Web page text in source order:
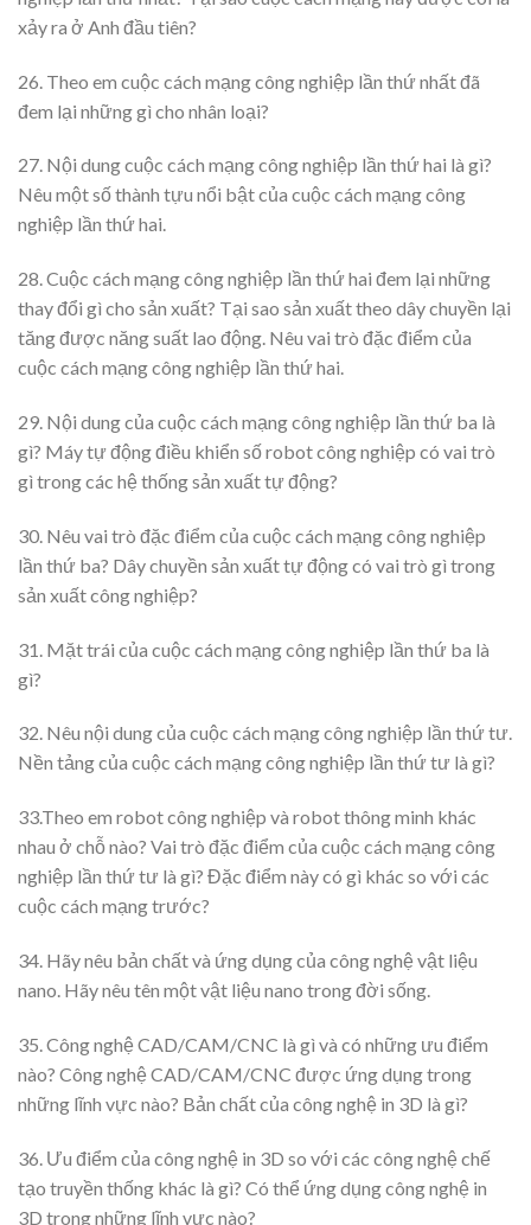
xảy ra ở Anh đầu tiên?
26. Theo em cuộc cách mạng công nghiệp lần thứ nhất đã
đem lại những gì cho nhân loại?
27. Nội dung cuộc cách mạng công nghiệp lần thứ hai là gì?
Nêu một số thành tựu nổi bật của cuộc cách mạng công
nghiệp lần thứ hai.
28. Cuộc cách mạng công nghiệp lần thứ hai đem lại những
thay đổi gì cho sản xuất? Tại sao sản xuất theo dây chuyền lại
tăng được năng suất lao động. Nêu vai trò đặc điểm của
cuộc cách mạng công nghiệp lần thứ hai.
29. Nội dung của cuộc cách mạng công nghiệp lần thứ ba là
gì? Máy tự động điều khiển số robot công nghiệp có vai trò
gì trong các hệ thống sản xuất tự động?
30. Nêu vai trò đặc điểm của cuộc cách mạng công nghiệp
lần thứ ba? Dây chuyền sản xuất tự động có vai trò gì trong
sản xuất công nghiệp?
31. Mặt trái của cuộc cách mạng công nghiệp lần thứ ba là
gì?
32. Nêu nội dung của cuộc cách mạng công nghiệp lần thứ tư.
Nền tảng của cuộc cách mạng công nghiệp lần thứ tư là gì?
33.Theo em robot công nghiệp và robot thông minh khác
nhau ở chỗ nào? Vai trò đặc điểm của cuộc cách mạng công
nghiệp lần thứ tư là gì? Đặc điểm này có gì khác so với các
cuộc cách mạng trước?
34. Hãy nêu bản chất và ứng dụng của công nghệ vật liệu
nano. Hãy nêu tên một vật liệu nano trong đời sống.
35. Công nghệ CAD/CAM/CNC là gì và có những ưu điểm
nào? Công nghệ CAD/CAM/CNC được ứng dụng trong
những lĩnh vực nào? Bản chất của công nghệ in 3D là gì?
36. Ưu điểm của công nghệ in 3D so với các công nghệ chế
tạo truyền thống khác là gì? Có thể ứng dụng công nghệ in
3D trong những lĩnh vực nào?